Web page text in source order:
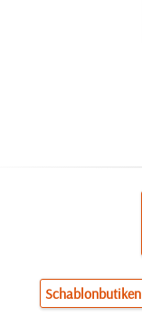
Schablonbutiken